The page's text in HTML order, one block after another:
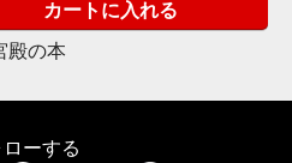
カートに入れる
殿の本
ーする